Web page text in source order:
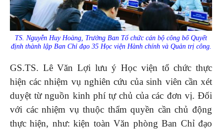
TS. Nguyễn Huy Hoàng, Trưởng Ban Tổ chức cán bộ công bố Quyết
định thành lập Ban Chỉ đạo 35 Học viện Hành chính và Quản trị công.
GS.TS. Lê Văn Lợi lưu ý Học viện tổ chức thực
hiện các nhiệm vụ nghiên cứu của sinh viên cần xét
duyệt từ nguồn kinh phí tự chủ của các đơn vị. Đối
với các nhiệm vụ thuộc thẩm quyền cần chủ động
thực hiện, như: kiện toàn Văn phòng Ban Chỉ đạo